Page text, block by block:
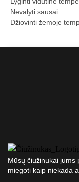
Nevalyti sausai
Džiovinti žemoje
Mūsų čiužinukai jums
miegoti kaip niekada